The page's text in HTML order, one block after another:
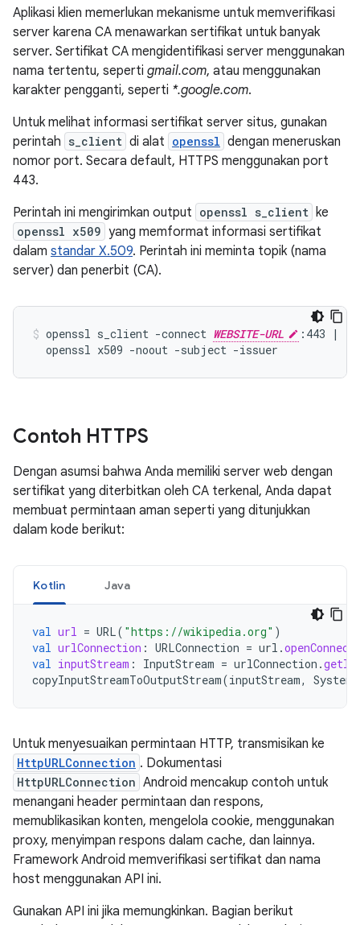
Aplikasi klien memerlukan mekanisme untuk memverifikasi
server karena CA menawarkan sertifikat untuk banyak
server. Sertifikat CA mengidentifikasi server menggunakan
nama tertentu, seperti gmail.com, atau menggunakan
karakter pengganti, seperti *.google.com.
Untuk melihat informasi sertifikat server situs, gunakan
perintah s_client di alat openssl dengan meneruskan
nomor port. Secara default, HTTPS menggunakan port
443.
Perintah ini mengirimkan output openssl s_client ke
openssl x509 yang memformat informasi sertifikat
dalam standar X.509. Perintah ini meminta topik (nama
server) dan penerbit (CA).
openssl s_client -connect WEBSITE-URL
:443 | \
Contoh HTTPS
Dengan asumsi bahwa Anda memiliki server web dengan
sertifikat yang diterbitkan oleh CA terkenal, Anda dapat
membuat permintaan aman seperti yang ditunjukkan
dalam kode berikut:
Kotlin Java
val url = URL( "https://wikipedia.org" )
val urlConnection : URLConnection = url .
val inputStream : InputStream = urlConnection .
copyInputStreamToOutputStream(inputStream, System
Untuk menyesuaikan permintaan HTTP, transmisikan ke
HttpURLConnection . Dokumentasi
HttpURLConnection Android mencakup contoh untuk
menangani header permintaan dan respons,
memublikasikan konten, mengelola cookie, menggunakan
proxy, menyimpan respons dalam cache, dan lainnya.
Framework Android memverifikasi sertifikat dan nama
host menggunakan API ini.
Gunakan API ini jika memungkinkan. Bagian berikut